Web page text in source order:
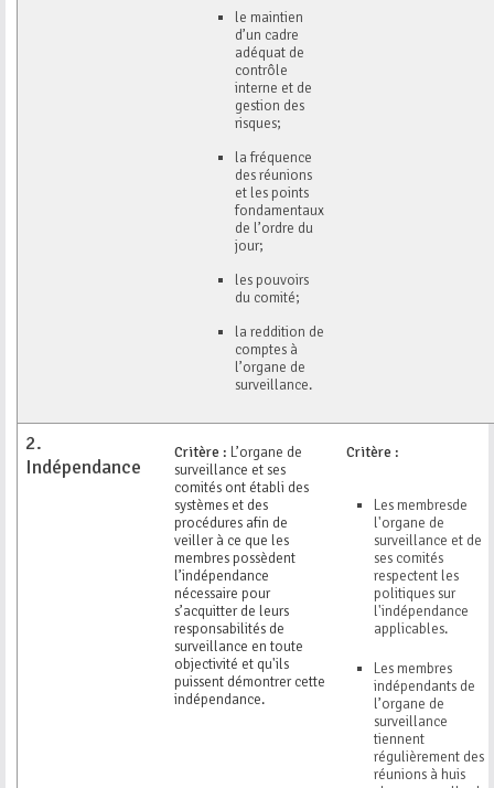
le maintien
d’un cadre
adéquat de
contrôle
interne et de
gestion des
risques;
la fréquence
des réunions
et les points
fondamentaux
de l’ordre du
jour;
les pouvoirs
du comité;
la reddition de
comptes à
l’organe de
surveillance.
2.
Indépendance
Critère : L’organe de
surveillance et ses
comités ont établi des
systèmes et des
procédures afin de
veiller à ce que les
membres possèdent
l’indépendance
nécessaire pour
s’acquitter de leurs
responsabilités de
surveillance en toute
objectivité et qu'ils
puissent démontrer cette
indépendance.
Critère :
Les membresde
l'organe de
surveillance et de
ses comités
respectent les
politiques sur
l'indépendance
applicables.
Les membres
indépendants de
l’organe de
surveillance
tiennent
régulièrement des
réunions à huis